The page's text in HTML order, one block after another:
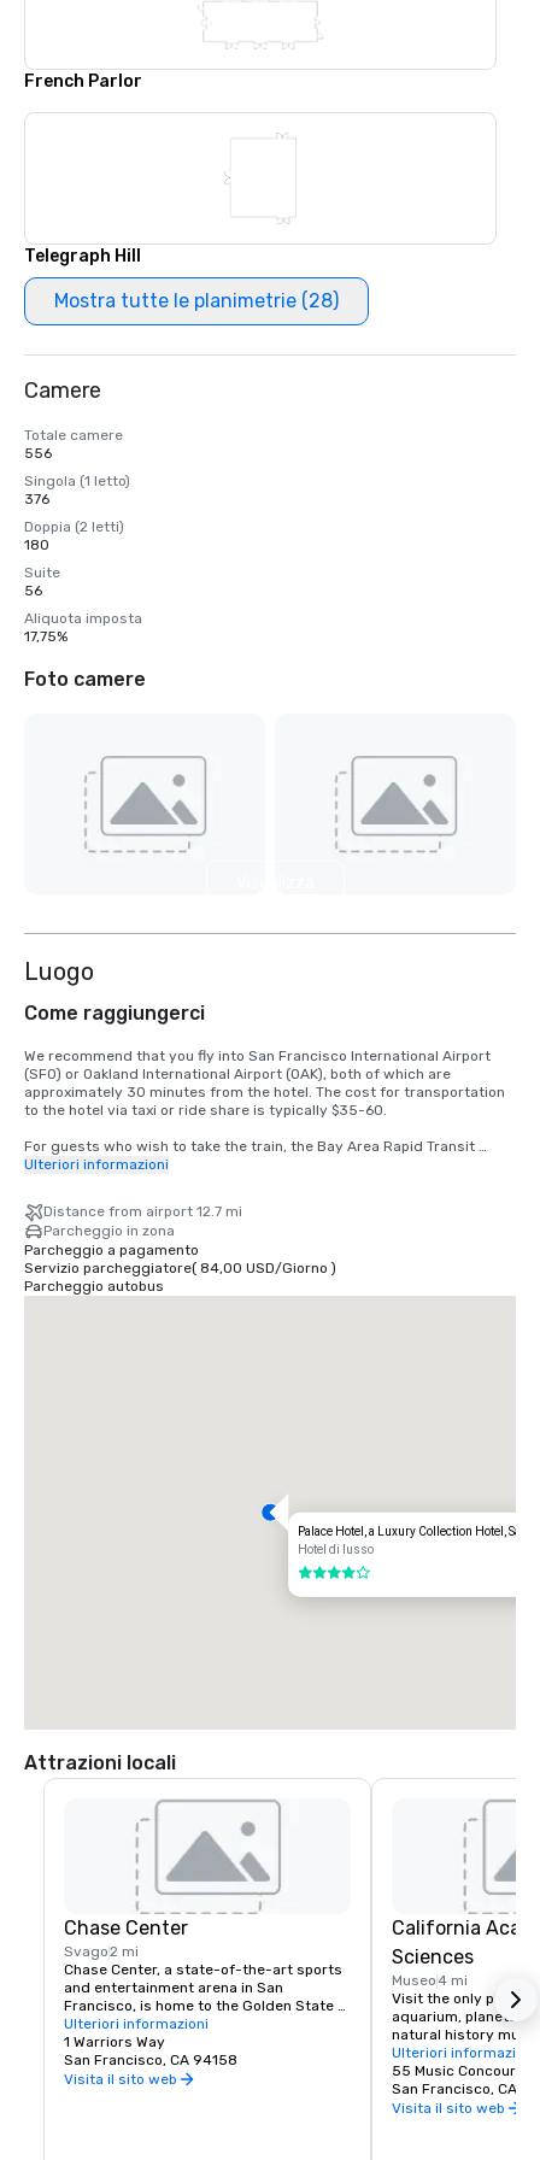
French Parlor
Telegraph Hill
Mostra tutte le planimetrie (28)
Camere
Totale camere
556
Singola (1 letto)
376
Doppia (2 letti)
180
Suite
56
Aliquota imposta
17,75%
Foto camere
Luogo
Come raggiungerci
We recommend that you fly into San Francisco International Airport
(SFO) or Oakland International Airport (OAK), both of which are
approximately 30 minutes from the hotel. The cost for transportation
to the hotel via taxi or ride share is typically $35-60.
For guests who wish to take the train, the Bay Area Rapid Transit
(BART) train runs between SFO and San Francisco every 15-20
station located in the international terminal. Exit the train at the
Montgomery Street Station. The Palace Hotel is located at the corner
of Market and New Montgomery Street, directly across from the train
station. The total cost is $8.65. Travel time is approximately 45
minutes.
Ulteriori informazioni
Distance from airport 12.7 mi
Parcheggio in zona
Parcheggio a pagamento
Servizio parcheggiatore( 84,00 USD/Giorno )
Parcheggio autobus
Palace Hotel, a Luxury Collection Hotel, San
Hotel di lusso
4 su 5
Attrazioni locali
Chase Center
Svago2 mi
Chase Center, a state-of-the-art sports
and entertainment arena in San
Francisco, is home to the Golden State
Warriors and nearly 200 events per year.
Ulteriori informazioni
1 Warriors Way
San Francisco, CA 94158
Visita il sito web
California
Sciences
Museo4 mi
Visit the only place
aquarium,
natural history
living roof.
Ulteriori informazioni
55 Music Concourse
San Francisco, CA
Visita il sito web